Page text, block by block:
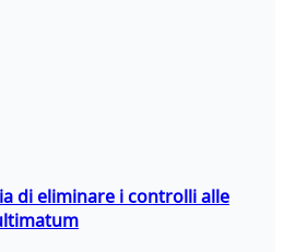
di eliminare i controlli alle